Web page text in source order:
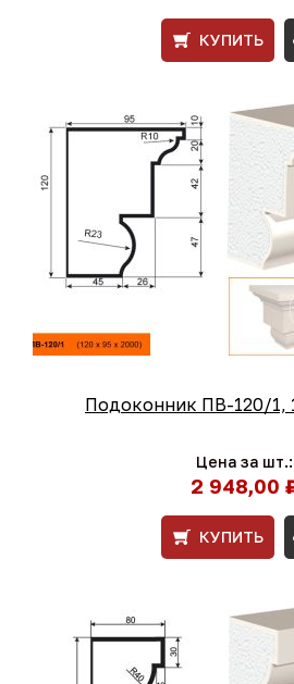
КУПИТЬ
Подоконник ПВ-120/1,
Цена за шт.:
2 948,00
КУПИТЬ